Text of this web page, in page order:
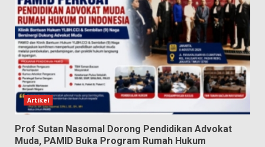
Artikel
Prof Sutan Nasomal Dorong Pendidikan Advokat
Muda, PAMID Buka Program Rumah Hukum